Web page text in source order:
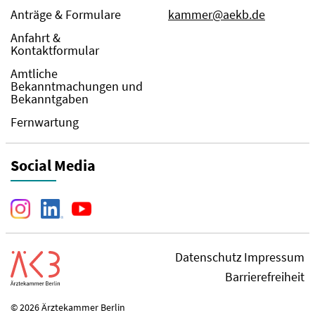
Anträge & Formulare
Anfahrt &
Kontaktformular
Amtliche
Bekanntmachungen und
Bekanntgaben
Fernwartung
kammer@aekb.de
Social Media
DatenschutzImpressum
Barrierefreiheit
© 2026 Ärztekammer Berlin